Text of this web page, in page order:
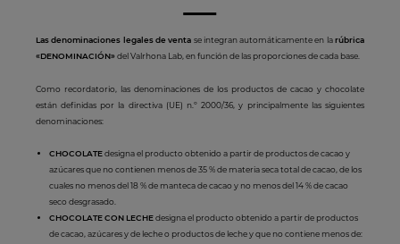
Las denominaciones legales de venta se integran automáticamente en larúbrica
«DENOMINACIÓN» del Valrhona Lab, en función de las proporciones de cada base.
Como recordatorio, las denominaciones de los productos de cacao y chocolate
están definidas por la directiva (UE) n.º 2000/36, y principalmente las siguientes
denominaciones:
CHOCOLATEdesigna el producto obtenido a partir de productos de cacao y
azúcares que no contienen menos de 35 % de materia seca total de cacao, de los
cuales no menos del 18 % de manteca de cacao y no menos del 14 % de cacao
seco desgrasado.
CHOCOLATE CON LECHEdesigna el producto obtenido a partir de productos
de cacao, azúcares y de leche o productos de leche y que no contiene menos de: